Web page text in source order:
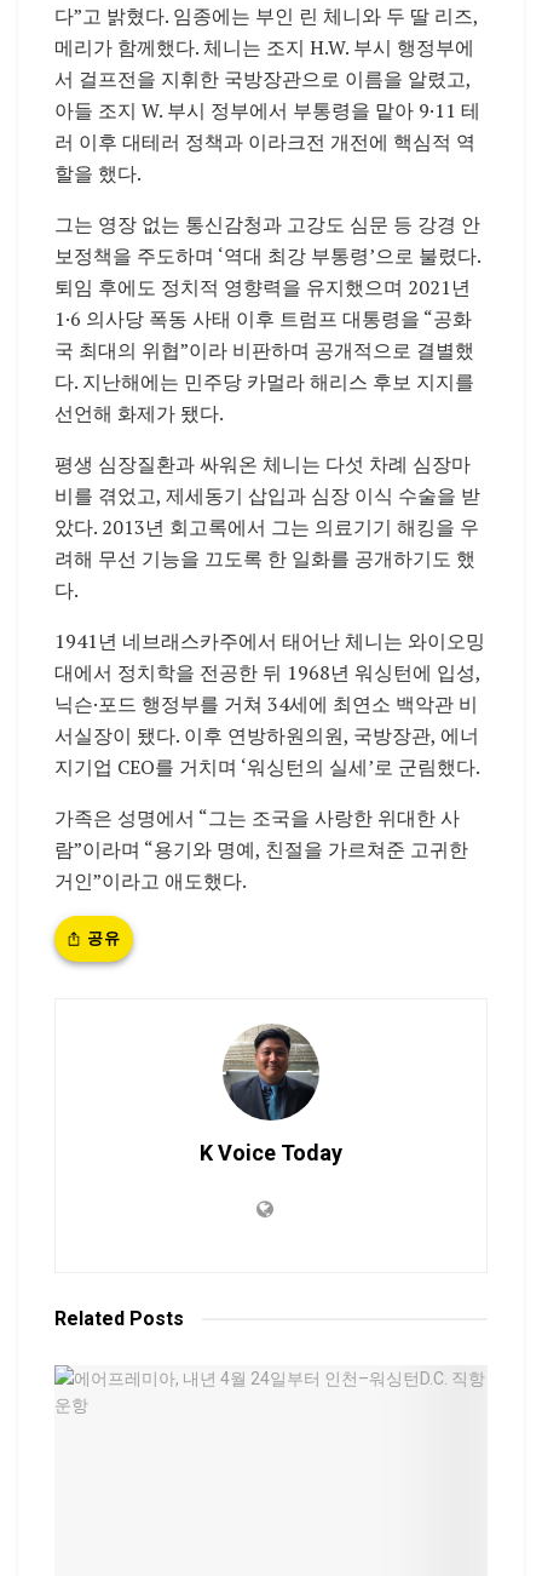
다”고 밝혔다. 임종에는 부인 린 체니와 두 딸 리즈,
메리가 함께했다. 체니는 조지 H.W. 부시 행정부에
서 걸프전을 지휘한 국방장관으로 이름을 알렸고,
아들 조지 W. 부시 정부에서 부통령을 맡아 9·11 테
러 이후 대테러 정책과 이라크전 개전에 핵심적 역
할을 했다.
그는 영장 없는 통신감청과 고강도 심문 등 강경 안
보정책을 주도하며 ‘역대 최강 부통령’으로 불렸다.
퇴임 후에도 정치적 영향력을 유지했으며 2021년
1·6 의사당 폭동 사태 이후 트럼프 대통령을 “공화
국 최대의 위협”이라 비판하며 공개적으로 결별했
다. 지난해에는 민주당 카멀라 해리스 후보 지지를
선언해 화제가 됐다.
평생 심장질환과 싸워온 체니는 다섯 차례 심장마
비를 겪었고, 제세동기 삽입과 심장 이식 수술을 받
았다. 2013년 회고록에서 그는 의료기기 해킹을 우
려해 무선 기능을 끄도록 한 일화를 공개하기도 했
다.
1941년 네브래스카주에서 태어난 체니는 와이오밍
대에서 정치학을 전공한 뒤 1968년 워싱턴에 입성,
닉슨·포드 행정부를 거쳐 34세에 최연소 백악관 비
서실장이 됐다. 이후 연방하원의원, 국방장관, 에너
지기업 CEO를 거치며 ‘워싱턴의 실세’로 군림했다.
가족은 성명에서 “그는 조국을 사랑한 위대한 사
람”이라며 “용기와 명예, 친절을 가르쳐준 고귀한
거인”이라고 애도했다.
공유
K Voice Today
Related Posts